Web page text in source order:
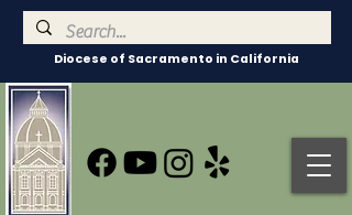
Diocese of Sacramento in California